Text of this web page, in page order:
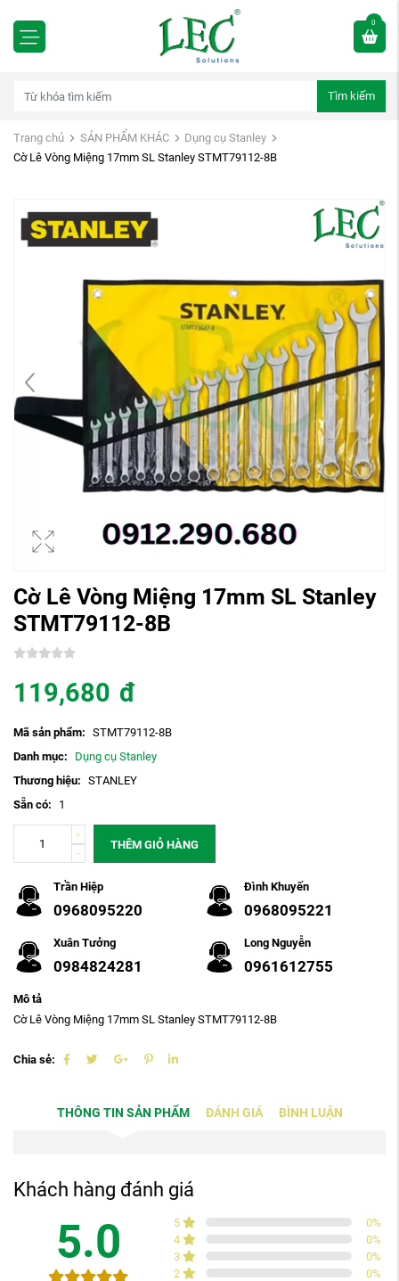
0
Tìm kiếm
Trang chủ SẢN PHẨM KHÁC
Dụng cụ Stanley
Cờ Lê Vòng Miệng 17mm SL Stanley STMT79112-8B
Cờ Lê Vòng Miệng 17mm SL Stanley
STMT79112-8B
119,680 đ
Mã sản phẩm: STMT79112-8B
Danh mục:
Dụng cụ Stanley
Thương hiệu: STANLEY
Sẵn có:
1
THÊM GIỎ HÀNG
Trần Hiệp
0968095220
Đình Khuyến
0968095221
Xuân Tưởng
0984824281
Long Nguyễn
0961612755
Mô tả
Cờ Lê Vòng Miệng 17mm SL Stanley STMT79112-8B
Chia sẻ:
THÔNG TIN SẢN PHẨM ĐÁNH GIÁ BÌNH LUẬN
Khách hàng đánh giá
5.0 5 0%
4
0%
3
0%
2
0%